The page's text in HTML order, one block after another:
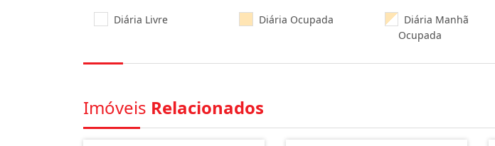
Diária Livre Diária Ocupada
Diária Manhã
Ocupada
Imóveis Relacionados